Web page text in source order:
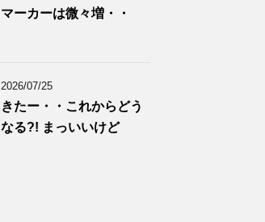
マーカーは微々増・・
2026/07/25
きたー・・これからどう
なる?! まっいいけど